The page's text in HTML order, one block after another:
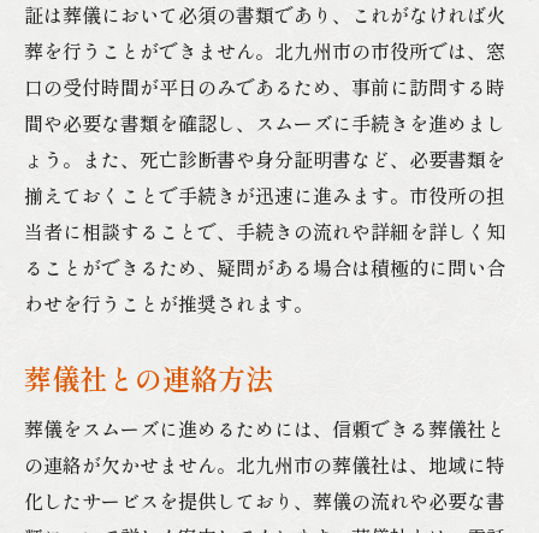
証は葬儀において必須の書類であり、これがなければ火
葬を行うことができません。北九州市の市役所では、窓
口の受付時間が平日のみであるため、事前に訪問する時
間や必要な書類を確認し、スムーズに手続きを進めまし
ょう。また、死亡診断書や身分証明書など、必要書類を
揃えておくことで手続きが迅速に進みます。市役所の担
当者に相談することで、手続きの流れや詳細を詳しく知
ることができるため、疑問がある場合は積極的に問い合
わせを行うことが推奨されます。
葬儀社との連絡方法
葬儀をスムーズに進めるためには、信頼できる葬儀社と
の連絡が欠かせません。北九州市の葬儀社は、地域に特
化したサービスを提供しており、葬儀の流れや必要な書